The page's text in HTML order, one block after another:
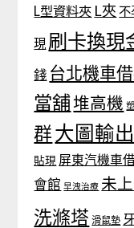
L型資料夾 L夾 不
現 刷卡換現
錢 台北機車
當舖堆高機
群大圖輸出
貼現 屏東汽機車
會館 早洩治療 未
洗滌塔 滑鼠墊